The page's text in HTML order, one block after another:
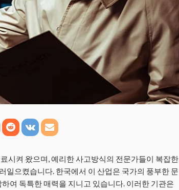
시켜 왔으며, 예리한 사고방식의 전문가들이 복잡한
일으켰습니다. 한국에서 이 산업은 국가의 풍부한 문
여 독특한 매력을 지니고 있습니다. 이러한 기관은